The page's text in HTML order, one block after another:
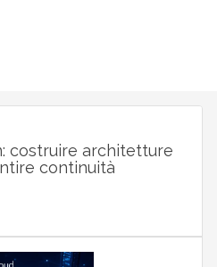
costruire architetture
continuità